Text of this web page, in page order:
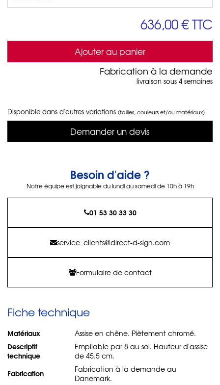
636,00 €TTC
Ajouter au panier
Fabrication à la demande
livraison sous 4 semaines
Disponible dans d'autres variations (tailles, couleurs et/ou matériaux)
Demander un devis
Besoin d'aide ?
Notre équipe est joignable du lundi au samedi de 10h à 19h
01 53 30 33 30
service_clients@direct-d-sign.com
Formulaire de contact
Fiche technique
Matériaux Assise en chêne. Piètement chromé.
Descriptif
technique
Empilable par 8 au sol. Hauteur d'assise
de 45.5 cm.
Fabrication
Fabrication à la demande au
Danemark.